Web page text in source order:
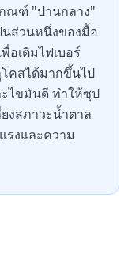
ณฑ์ "ปานกลาง"
ส่วนหนึ่งของมื้อ
อเติมไฟเบอร์
คสได้มากขึ้นไป
ไขมันดี ทำให้ซุป
งสภาวะน้ำตาล
รงและความ